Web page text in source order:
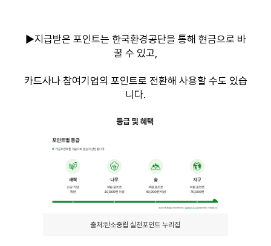
▶지급받은 포인트는 한국환경공단을 통해 현금으로 바
꿀 수 있고,
카드사나 참여기업의 포인트로 전환해 사용할 수도 있습
니다.
출처:탄소중립 실천포인트 누리집